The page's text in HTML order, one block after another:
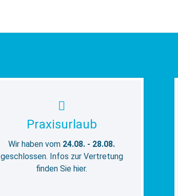
Praxisurlaub
Wir haben vom 24.08. - 28.08.
geschlossen. Infos zur Vertretung
finden Sie hier.